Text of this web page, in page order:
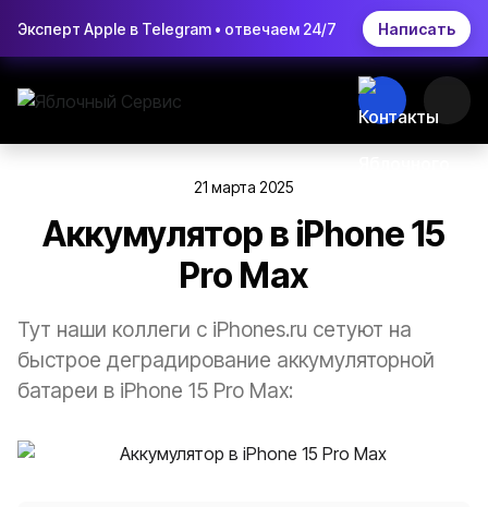
Эксперт Apple в Telegram • отвечаем 24/7 Написать
21 марта 2025
Аккумулятор в iPhone 15
Pro Max
Тут наши коллеги с iPhones.ru сетуют на
быстрое деградирование аккумуляторной
батареи в iPhone 15 Pro Max: